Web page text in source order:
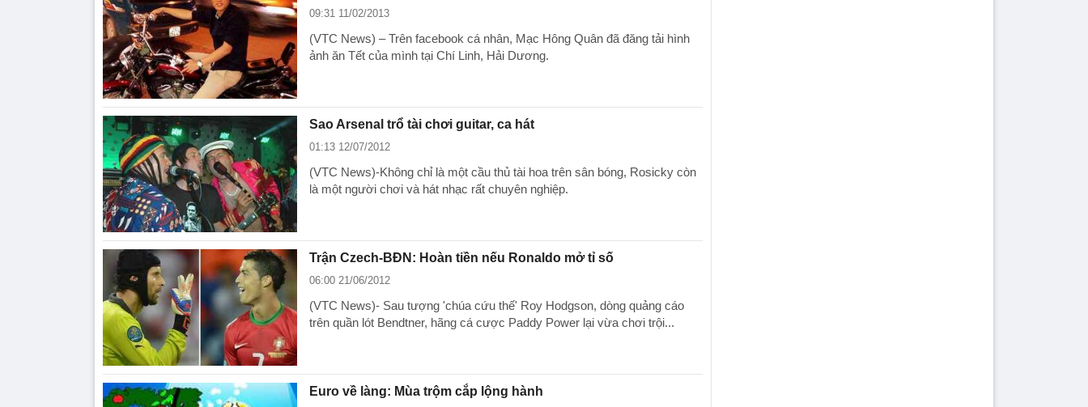
09:31 11/02/2013
(VTC News) – Trên facebook cá nhân, Mạc Hông Quân đã đăng tải hình
ảnh ăn Tết của mình tại Chí Linh, Hải Dương.
Sao Arsenal trổ tài chơi guitar, ca hát
01:13 12/07/2012
(VTC News)-Không chỉ là một cầu thủ tài hoa trên sân bóng, Rosicky còn
là một người chơi và hát nhạc rất chuyên nghiệp.
Trận Czech-BĐN: Hoàn tiền nếu Ronaldo mở tỉ số
06:00 21/06/2012
(VTC News)- Sau tượng 'chúa cứu thế' Roy Hodgson, dòng quảng cáo
trên quần lót Bendtner, hãng cá cược Paddy Power lại vừa chơi trội...
Euro về làng: Mùa trộm cắp lộng hành